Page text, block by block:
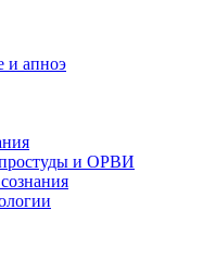
и апноэ
простуды и ОРВИ